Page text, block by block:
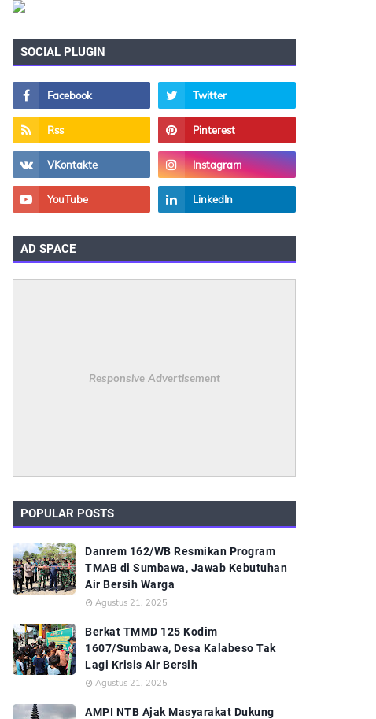
SOCIAL PLUGIN
AD SPACE
Responsive Advertisement
POPULAR POSTS
Danrem 162/WB Resmikan Program
TMAB di Sumbawa, Jawab Kebutuhan
Air Bersih Warga
Agustus 21, 2025
Berkat TMMD 125 Kodim
1607/Sumbawa, Desa Kalabeso Tak
Lagi Krisis Air Bersih
Agustus 21, 2025
AMPI NTB Ajak Masyarakat Dukung